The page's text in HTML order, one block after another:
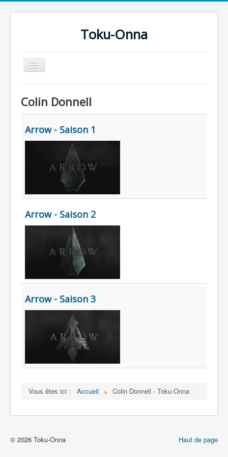
Toku-Onna
Basculer
la
Toku-Actrices
Toku-Critiques
Séries
Dessins
Artiste Asperger
Lexique
Colin Donnell
Arrow - Saison 1
Arrow - Saison 2
Arrow - Saison 3
Vous êtes ici : Accueil Colin Donnell - Toku-Onna
Haut de page
© 2026 Toku-Onna